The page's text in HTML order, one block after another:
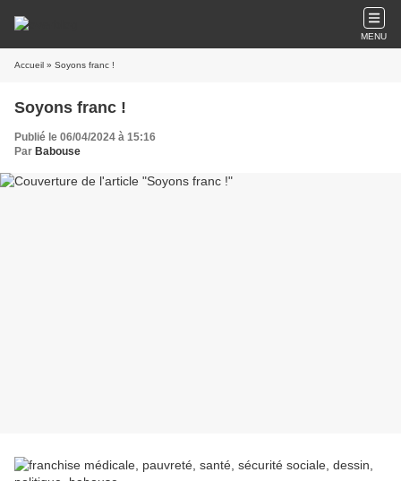
MENU
Accueil » Soyons franc !
Soyons franc !
Publié le 06/04/2024 à 15:16
Par Babouse